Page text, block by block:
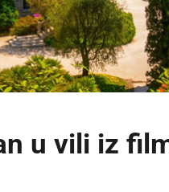
u vili iz